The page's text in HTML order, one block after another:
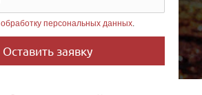
обработку персональных данных.